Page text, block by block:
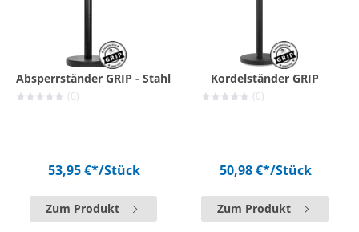
Absperrständer GRIP - Stahl
(0)
53,95 €*/Stück
Zum Produkt
Kordelständer GRIP
(0)
50,98 €*/Stück
Zum Produkt